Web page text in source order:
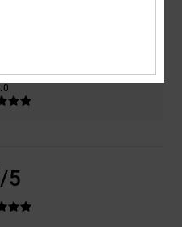
/5